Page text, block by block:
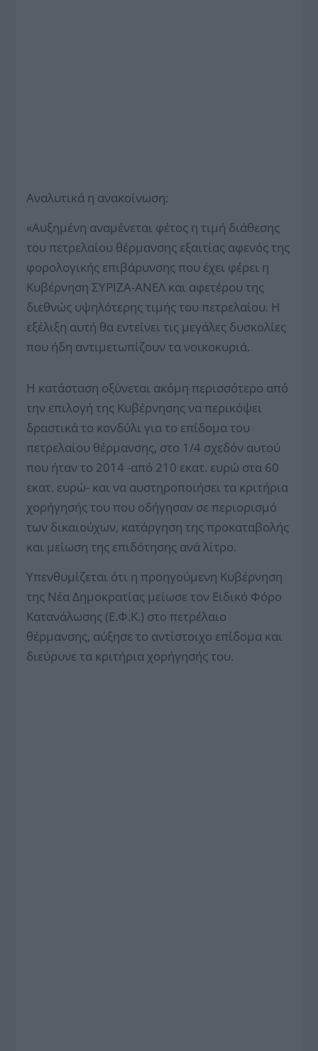
Αναλυτικά η ανακοίνωση:
«Αυξημένη αναμένεται φέτος η τιμή διάθεσης
του πετρελαίου θέρμανσης εξαιτίας αφενός της
φορολογικής επιβάρυνσης που έχει φέρει η
Κυβέρνηση ΣΥΡΙΖΑ-ΑΝΕΛ και αφετέρου της
διεθνώς υψηλότερης τιμής του πετρελαίου. Η
εξέλιξη αυτή θα εντείνει τις μεγάλες δυσκολίες
που ήδη αντιμετωπίζουν τα νοικοκυριά.
Η κατάσταση οξύνεται ακόμη περισσότερο από
την επιλογή της Κυβέρνησης να περικόψει
δραστικά το κονδύλι για το επίδομα του
πετρελαίου θέρμανσης, στο 1/4 σχεδόν αυτού
που ήταν το 2014 -από 210 εκατ. ευρώ στα 60
εκατ. ευρώ- και να αυστηροποιήσει τα κριτήρια
χορήγησής του που οδήγησαν σε περιορισμό
των δικαιούχων, κατάργηση της προκαταβολής
και μείωση της επιδότησης ανά λίτρο.
Υπενθυμίζεται ότι η προηγούμενη Κυβέρνηση
της Νέα Δημοκρατίας μείωσε τον Ειδικό Φόρο
Κατανάλωσης (Ε.Φ.Κ.) στο πετρέλαιο
θέρμανσης, αύξησε το αντίστοιχο επίδομα και
διεύρυνε τα κριτήρια χορήγησής του.